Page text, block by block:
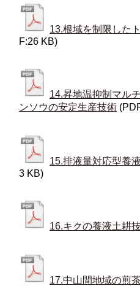
13.根域を制限した
F:26 KB)
14.昇地温抑制マル
ンソウの安定生産技術
15.排液量対応型養
3 KB)
16.キクの養液土耕
17.中山間地域の煎